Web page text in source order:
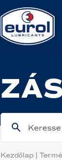
Kezdőlap |